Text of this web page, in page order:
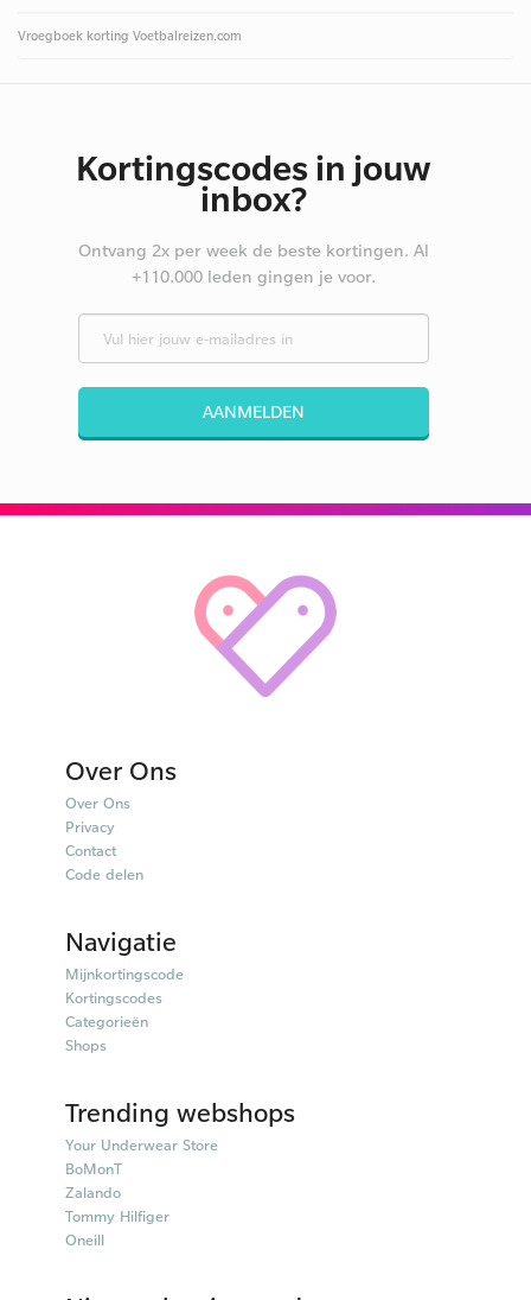
Vroegboek korting Voetbalreizen.com
Kortingscodes in jouw
inbox?
Ontvang 2x per week de beste kortingen. Al
+110.000 leden gingen je voor.
AANMELDEN
Over Ons
Over Ons
Privacy
Contact
Code delen
Navigatie
Mijnkortingscode
Kortingscodes
Categorieën
Shops
Trending webshops
Your Underwear Store
BoMonT
Zalando
Tommy Hilfiger
Oneill